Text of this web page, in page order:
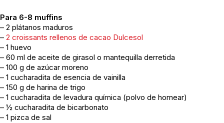
Para 6-8 muffins
– 2 plátanos maduros
– 2 croissants rellenos de cacao Dulcesol
– 1 huevo
– 60 ml de aceite de girasol o mantequilla derretida
– 100 g de azúcar moreno
– 1 cucharadita de esencia de vainilla
– 150 g de harina de trigo
– 1 cucharadita de levadura química (polvo de hornear)
– ½ cucharadita de bicarbonato
– 1 pizca de sal